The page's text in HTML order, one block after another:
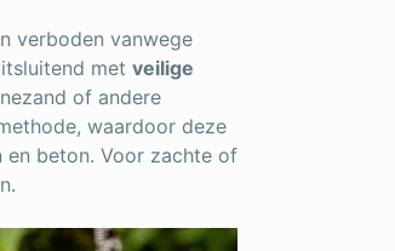
verboden vanwege
met veilige
of andere
waardoor deze
en beton. Voor zachte of